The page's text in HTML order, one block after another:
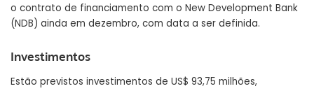
o contrato de financiamento com o New Development Bank
(NDB) ainda em dezembro, com data a ser definida.
Investimentos
Estão previstos investimentos de US$ 93,75 milhões,